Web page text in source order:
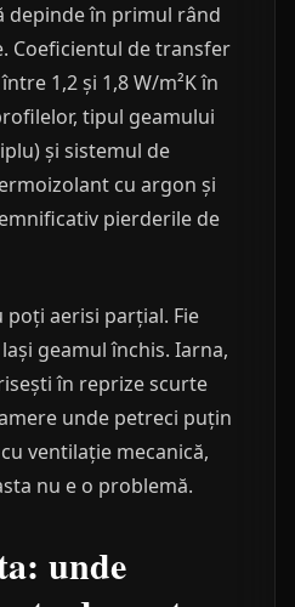
depinde în primul rând
Coeficientul de transfer
1,2 și 1,8 W/m²K în
tipul geamului
și sistemul de
cu argon și
pierderile de
poți aerisi parțial. Fie
geamul închis. Iarna,
în reprize scurte
unde petreci puțin
ventilație mecanică,
nu e o problemă.
unde